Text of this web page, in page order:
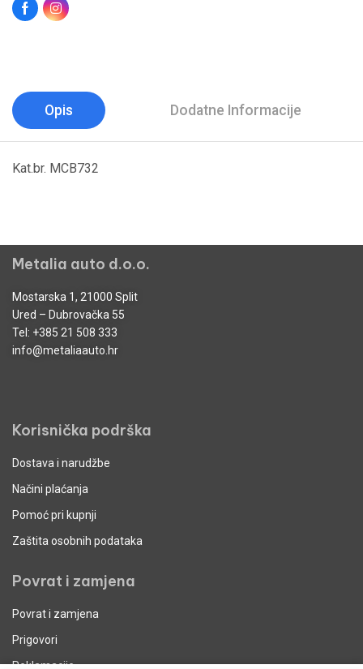
Opis Dodatne Informacije
Kat.br. MCB732
Metalia auto d.o.o.
Mostarska 1, 21000 Split
Ured – Dubrovačka 55
Tel: +385 21 508 333
info@metaliaauto.hr
Korisnička podrška
Dostava i narudžbe
Načini plaćanja
Pomoć pri kupnji
Zaštita osobnih podataka
Povrat i zamjena
Povrat i zamjena
Prigovori
Reklamacije